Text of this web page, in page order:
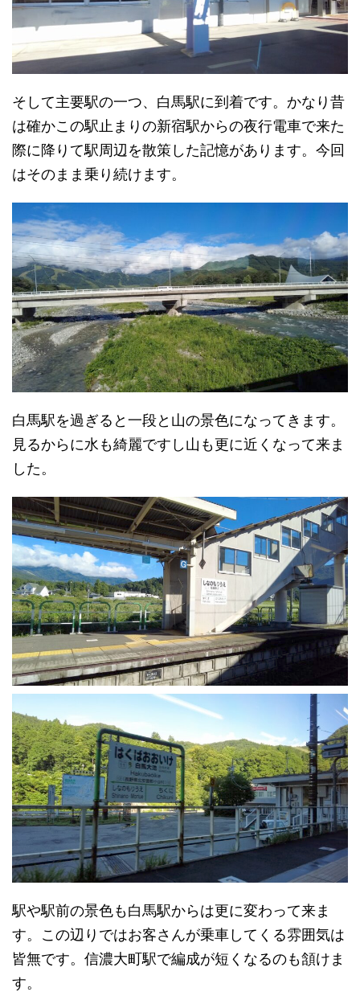
そして主要駅の一つ、白馬駅に到着です。かなり昔
は確かこの駅止まりの新宿駅からの夜行電車で来た
際に降りて駅周辺を散策した記憶があります。今回
はそのまま乗り続けます。
白馬駅を過ぎると一段と山の景色になってきます。
見るからに水も綺麗ですし山も更に近くなって来ま
した。
駅や駅前の景色も白馬駅からは更に変わって来ま
す。この辺りではお客さんが乗車してくる雰囲気は
皆無です。信濃大町駅で編成が短くなるのも頷けま
す。